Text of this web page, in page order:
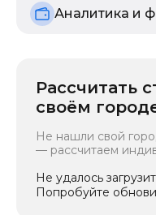
Аналитика и
Рассчитать
своём
Не нашли свой
— рассчитаем
Не удалось
Попробуйте